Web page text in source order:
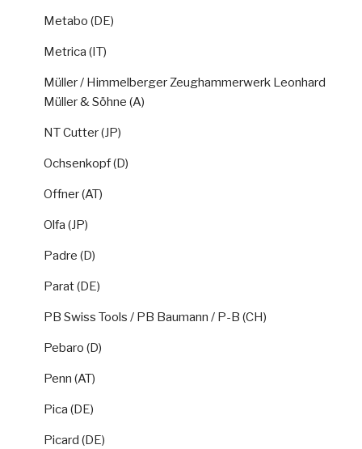
Metabo (DE)
Metrica (IT)
Müller / Himmelberger Zeughammerwerk Leonhard
Müller & Söhne (A)
NT Cutter (JP)
Ochsenkopf (D)
Offner (AT)
Olfa (JP)
Padre (D)
Parat (DE)
PB Swiss Tools / PB Baumann / P-B (CH)
Pebaro (D)
Penn (AT)
Pica (DE)
Picard (DE)